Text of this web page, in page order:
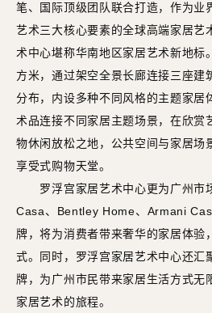
笔、国际顶级团队联合打造，作为业
艺术三大核心要素的全球高端家居艺
术中心堪称华南地区家居艺术新地标
方米，通过架空全景长廊连接三座建
分布，内设多种不同风格的主题家居
术品连接不同家居主题场景，在欣赏
物休闲放松之地，公共空间与家居场
享受式购物天堂。
罗浮宫家居艺术中心更为广州市
Casa、Bentley Home、Armani
牌，将为消费者带来奢华的家居体验
式。同时，罗浮宫家居艺术中心还汇
牌，为广州市民带来家居生活方式无
家居艺术的旅程。